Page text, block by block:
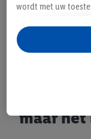
De
maar
wordt met uw
reclame binnen en
deelneemt aan het
doeleinden
Als u hier uw
of inlogt op uw